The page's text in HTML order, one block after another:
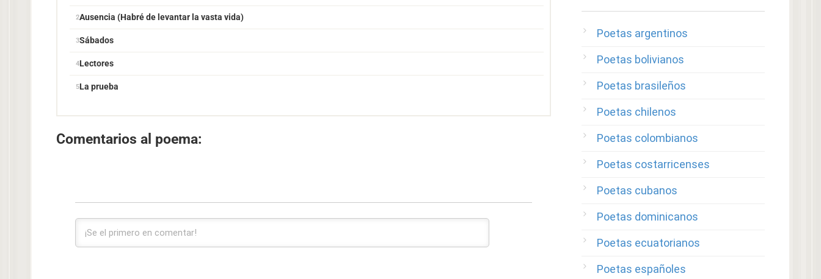
Ausencia (Habré de levantar la vasta vida)
Sábados
Lectores
La prueba
Comentarios al poema:
Poetas argentinos
Poetas bolivianos
Poetas brasileños
Poetas chilenos
Poetas colombianos
Poetas costarricenses
Poetas cubanos
Poetas dominicanos
Poetas ecuatorianos
Poetas españoles